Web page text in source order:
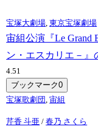
宝塚大劇場 ,東京宝塚劇場
宙組公演『Le
ン・エスカリエ－』
4.51
ブックマーク0
宝塚歌劇団 ,宙組
芹香 斗亜 /春乃 さくら